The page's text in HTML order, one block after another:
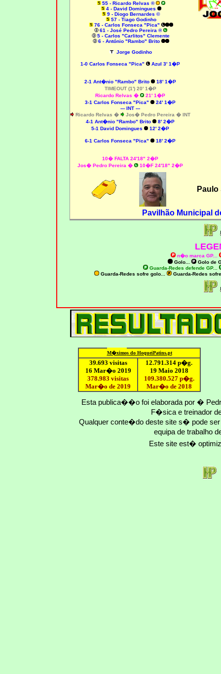
55 - Ricardo Relvas ®
4 - David Domingues
9 - Diogo Bernardes ©
57 - Tiago Godinho
76 - Carlos Fonseca "Pica"
61 - José Pedro Pereira ®
5 - Carlos "Carlitos" Clemente
6 - António "Rambo" Brito
Jorge Godinho
1-0 Carlos Fonseca "Pica" Azul 3' 1�P
2-1 Ant�nio "Rambo" Brito
18' 1�P
TIMEOUT (1') 20' 1�P
Ricardo Relvas �
21' 1�P
3-1 Carlos Fonseca "Pica"
24' 1�P
--- INT ---
Ricardo Relvas �
Jos� Pedro Pereira � INT
4-1 Ant�nio "Rambo" Brito
8' 2�P
5-1 David Domingues 12' 2�P
6-1 Carlos Fonseca "Pica" 18' 2�P
10� FALTA 24'18" 2�P
Jos� Pedro Pereira �
10�F 24'18" 2�P
Paulo
Pavilhão Municipal
n�o marca GP...
Golo...
Golo de
Guarda-Redes defende GP...
Guarda-Redes sofre golo...
Guarda-Redes
M�ximos do HoqueiPatins.pt
39.693 visitas
16 Mar�o 2019
378.983 visitas
Mar�o de 2019
12.791.314 p�g.
19 Maio 2018
109.380.527p�g.
Mar�o de 2018
Esta publica��o foi elaborada por �
F�sica e treinador
Qualquer conte�do deste site s� pode
equipa de trabalho
Este site est�